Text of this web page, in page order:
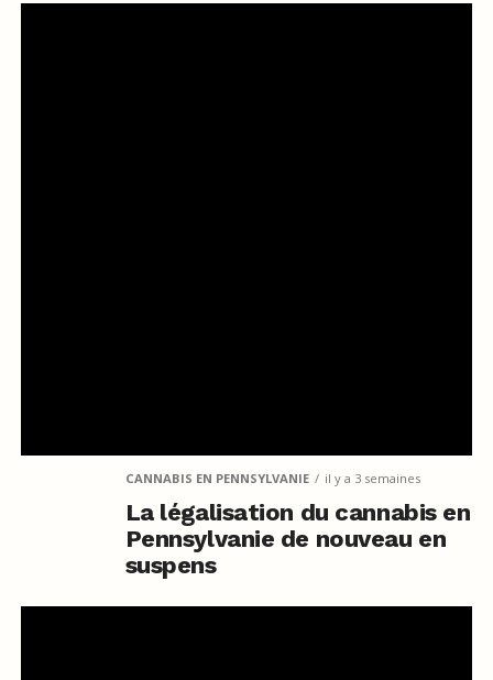
CANNABIS EN PENNSYLVANIE il y a 3 semaines
La légalisation du cannabis en
Pennsylvanie de nouveau en
suspens